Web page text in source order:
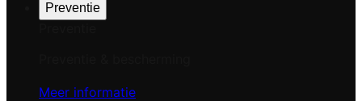
Preventie
Meer informatie